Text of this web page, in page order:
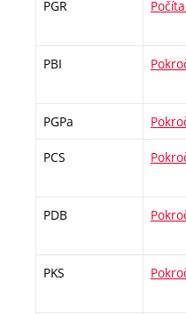
PGR
PBI
PGPa
PCS
PDB
PKS